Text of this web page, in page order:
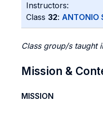
Instructors:
Class 32: ANTONIO
Class group/s taught
Mission &
MISSION